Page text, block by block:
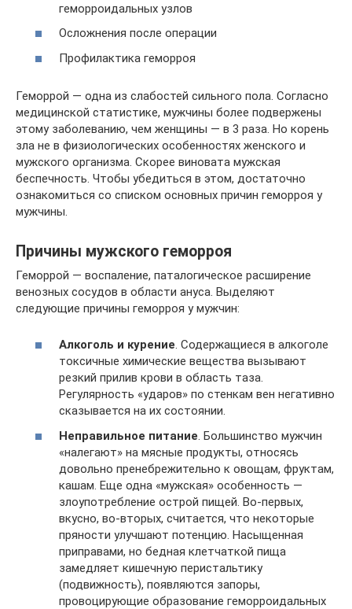
геморроидальных узлов
Осложнения после операции
Профилактика геморроя
Геморрой — одна из слабостей сильного пола. Согласно
медицинской статистике, мужчины более подвержены
этому заболеванию, чем женщины — в 3 раза. Но корень
зла не в физиологических особенностях женского и
мужского организма. Скорее виновата мужская
беспечность. Чтобы убедиться в этом, достаточно
ознакомиться со списком основных причин геморроя у
мужчины.
Причины мужского геморроя
Геморрой — воспаление, паталогическое расширение
венозных сосудов в области ануса. Выделяют
следующие причины геморроя у мужчин:
Алкоголь и курение. Содержащиеся в алкоголе
токсичные химические вещества вызывают
резкий прилив крови в область таза.
Регулярность «ударов» по стенкам вен негативно
сказывается на их состоянии.
Неправильное питание . Большинство мужчин
«налегают» на мясные продукты, относясь
довольно пренебрежительно к овощам, фруктам,
кашам. Еще одна «мужская» особенность —
злоупотребление острой пищей. Во-первых,
вкусно, во-вторых, считается, что некоторые
пряности улучшают потенцию. Насыщенная
приправами, но бедная клетчаткой пища
замедляет кишечную перистальтику
(подвижность), появляются запоры,
провоцирующие образование геморроидальных